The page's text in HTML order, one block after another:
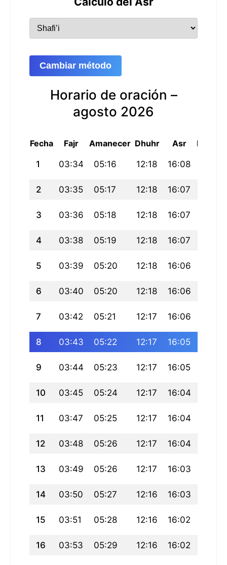
Cambiar método
Horario de oración –
agosto 2026
Fecha Fajr Amanecer Dhuhr Asr
1 03:34 05:16 12:18 16:08
2 03:35 05:17 12:18 16:07
3 03:36 05:18 12:18 16:07
4 03:38 05:19 12:18 16:07
5 03:39 05:20 12:18 16:06
6 03:40 05:20 12:18 16:06
7 03:42 05:21 12:17 16:06
8 03:43 05:22 12:17 16:05
9 03:44 05:23 12:17 16:05
10 03:45 05:24 12:17 16:04
11 03:47 05:25 12:17 16:04
12 03:48 05:26 12:17 16:04
13 03:49 05:26 12:17 16:03
14 03:50 05:27 12:16 16:03
15 03:51 05:28 12:16 16:02
16 03:53 05:29 12:16 16:02